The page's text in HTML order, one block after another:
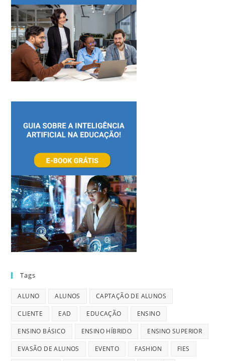
Tags
ALUNO ALUNOS CAPTAÇÃO DE ALUNOS
CLIENTE EAD EDUCAÇÃO ENSINO
ENSINO BÁSICO ENSINO HÍBRIDO ENSINO SUPERIOR
EVASÃO DE ALUNOS EVENTO FASHION FIES